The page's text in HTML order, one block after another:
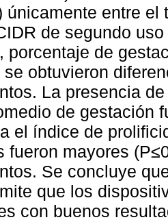
únicamente entre
de segundo
porcentaje de
se obtuvieron
La presencia
de gestación
el índice de
fueron mayores
Se concluye
que los
con buenos